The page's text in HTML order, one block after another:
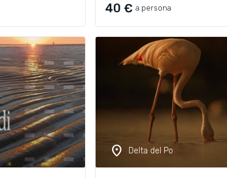
40 € a persona
location_on Delta del Po